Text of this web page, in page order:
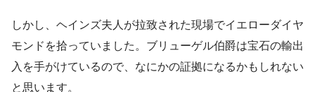
しかし、ヘインズ夫人が拉致された現場でイエローダイヤ
モンドを拾っていました。ブリューゲル伯爵は宝石の輸出
入を手がけているので、なにかの証拠になるかもしれない
と思います。